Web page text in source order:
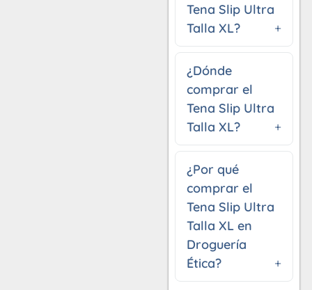
Tena Slip Ultra
Talla XL?
¿Dónde
comprar el
Tena Slip Ultra
Talla XL?
¿Por qué
comprar el
Tena Slip Ultra
Talla XL en
Droguería
Ética?